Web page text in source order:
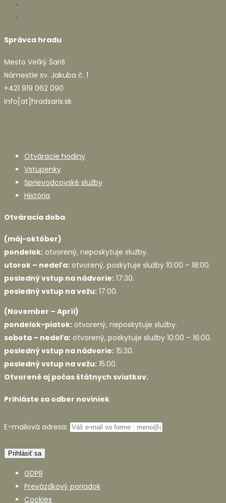
Správca hradu
Mesto Veľký Šariš
Námestie sv. Jakuba č. 1
+421 919 062 090
info[at]hradsaris.sk
Otváracie hodiny
Vstupenky
Sprievodcovské služby
História
Otváracia doba
(máj-október)
pondelok: otvorený, neposkytuje služby.
utorok – nedeľa: otvorený, poskytuje služby 10:00 – 18:00.
posledný vstup na nádvorie: 17:30.
posledný vstup na vežu: 17:00.
(November – Apríl)
pondelok-piatok: otvorený, neposkytuje služby.
sobota – nedeľa: otvorený, poskytuje služby 10:00 – 16:00.
posledný vstup na nádvorie: 15:30.
posledný vstup na vežu: 15:00.
Otvorené aj počas štátnych sviatkov.
Prihláste sa odber noviniek
E-mailová adresa:
GDPR
Prevázdkový poriadok
Cookies